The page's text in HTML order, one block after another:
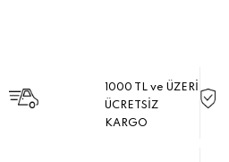
1000 TL ve ÜZERİ
ÜCRETSİZ
KARGO